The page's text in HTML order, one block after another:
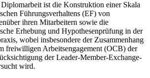
ist die Konstruktion einer Skala
Führungsverhaltens (EF) von
ihren Mitarbeitern sowie die
Erhebung und Hypothesenprüfung in der
wobei insbesondere der Zusammenhang
freiwilligen Arbeitsengagement (OCB) der
der Leader-Member-Exchange-
wird.